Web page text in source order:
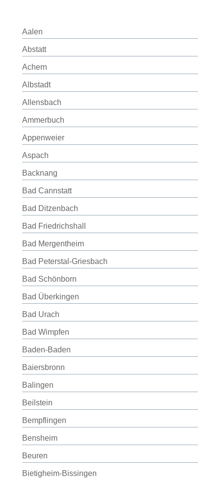
Aalen
Abstatt
Achern
Albstadt
Allensbach
Ammerbuch
Appenweier
Aspach
Backnang
Bad Cannstatt
Bad Ditzenbach
Bad Friedrichshall
Bad Mergentheim
Bad Peterstal-Griesbach
Bad Schönborn
Bad Überkingen
Bad Urach
Bad Wimpfen
Baden-Baden
Baiersbronn
Balingen
Beilstein
Bempflingen
Bensheim
Beuren
Bietigheim-Bissingen